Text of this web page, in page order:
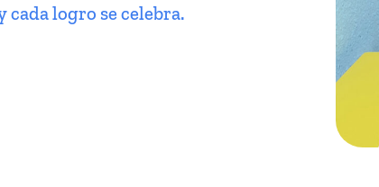
cada logro se celebra.